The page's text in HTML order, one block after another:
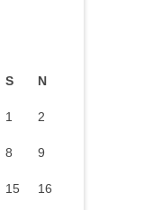
S N
1 2
8 9
15 16